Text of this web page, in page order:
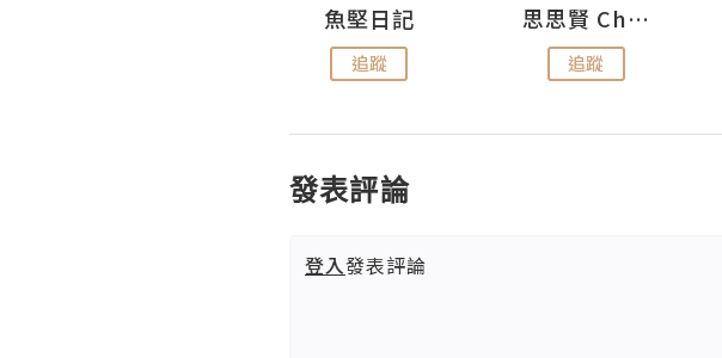
魚堅日記
追蹤
思思賢 ChillMyBabe
追蹤
發表評論
登入發表評論